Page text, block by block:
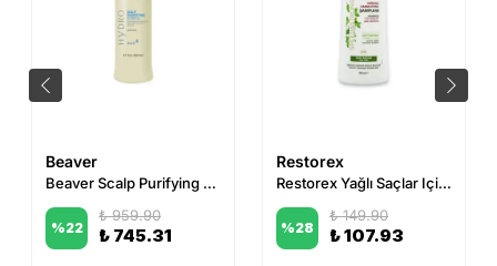
Beaver
Beaver Scalp Purifying Shampoo 258 ml
%22
₺ 959.90
₺ 745.31
Restorex
Restorex Yağlı Saçlar Için Şampuan 500 ml
%28
₺ 149.90
₺ 107.93